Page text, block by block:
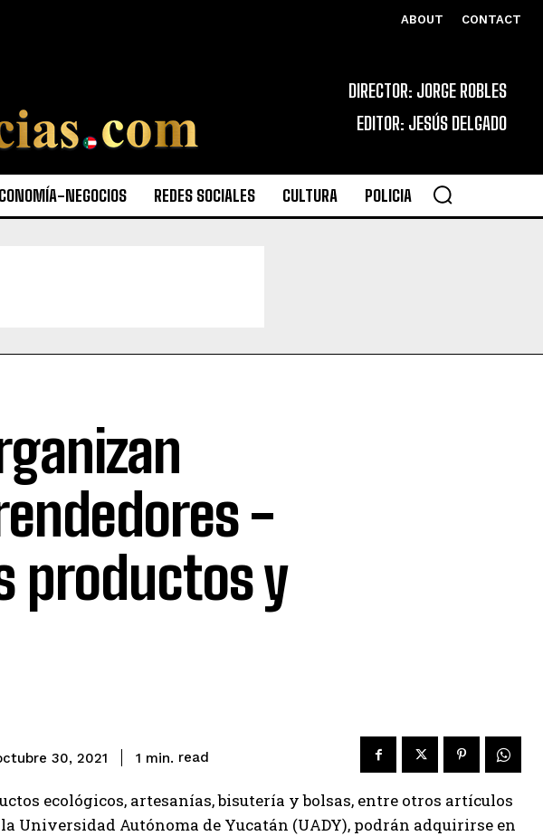
ABOUT CONTACT
DIRECTOR: JORGE ROBLES
EDITOR: JESÚS DELGADO
NEGOCIOS REDES SOCIALES CULTURA POLICIA
-
productos y
30, 2021 1 min. read
ecológicos, artesanías, bisutería y bolsas, entre otros artículos
Universidad Autónoma de Yucatán (UADY), podrán adquirirse en